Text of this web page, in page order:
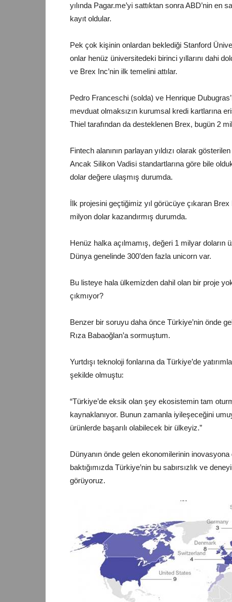
yılında Pagar.me’yi sattıktan sonra ABD’nin en
kayıt oldular.
Pek çok kişinin onlardan beklediği Stanford
onlar henüz üniversitedeki birinci yıllarını dahi
ve Brex Inc’nin ilk temelini attılar.
Pedro Franceschi (solda) ve Henrique
mevduat olmaksızın kurumsal kredi kartlarına
Thiel tarafından da desteklenen Brex, bugün 2
Fintech alanının parlayan yıldızı olarak
Ancak Silikon Vadisi standartlarına göre bile
dolar değere ulaşmış durumda.
İlk projesini geçtiğimiz yıl görücüye çıkaran
milyon dolar kazandırmış durumda.
Henüz halka açılmamış, değeri 1 milyar doların
Dünya genelinde 300’den fazla unicorn var.
Bu listeye hala ülkemizden dahil olan bir proje
çıkmıyor?
Benzer bir soruyu daha önce Türkiye’nin önde
Rıza Babaoğlan’a sormuştum.
Yurtdışı teknoloji fonlarına da Türkiye’de
şekilde olmuştu:
“Türkiye’de eksik olan şey ekosistemin tam
kaynaklanıyor. Bunun zamanla iyileşeceğini
ürünlerde başarılı olabilecek bir ülkeyiz.”
Dünyanın önde gelen ekonomilerinin inovasyona
baktığımızda Türkiye’nin bu sabırsızlık ve
görüyoruz.